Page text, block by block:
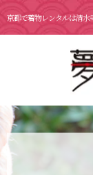
京都で着物レンタルは清
京都の着物レンタル
タル 夢京都高台寺店